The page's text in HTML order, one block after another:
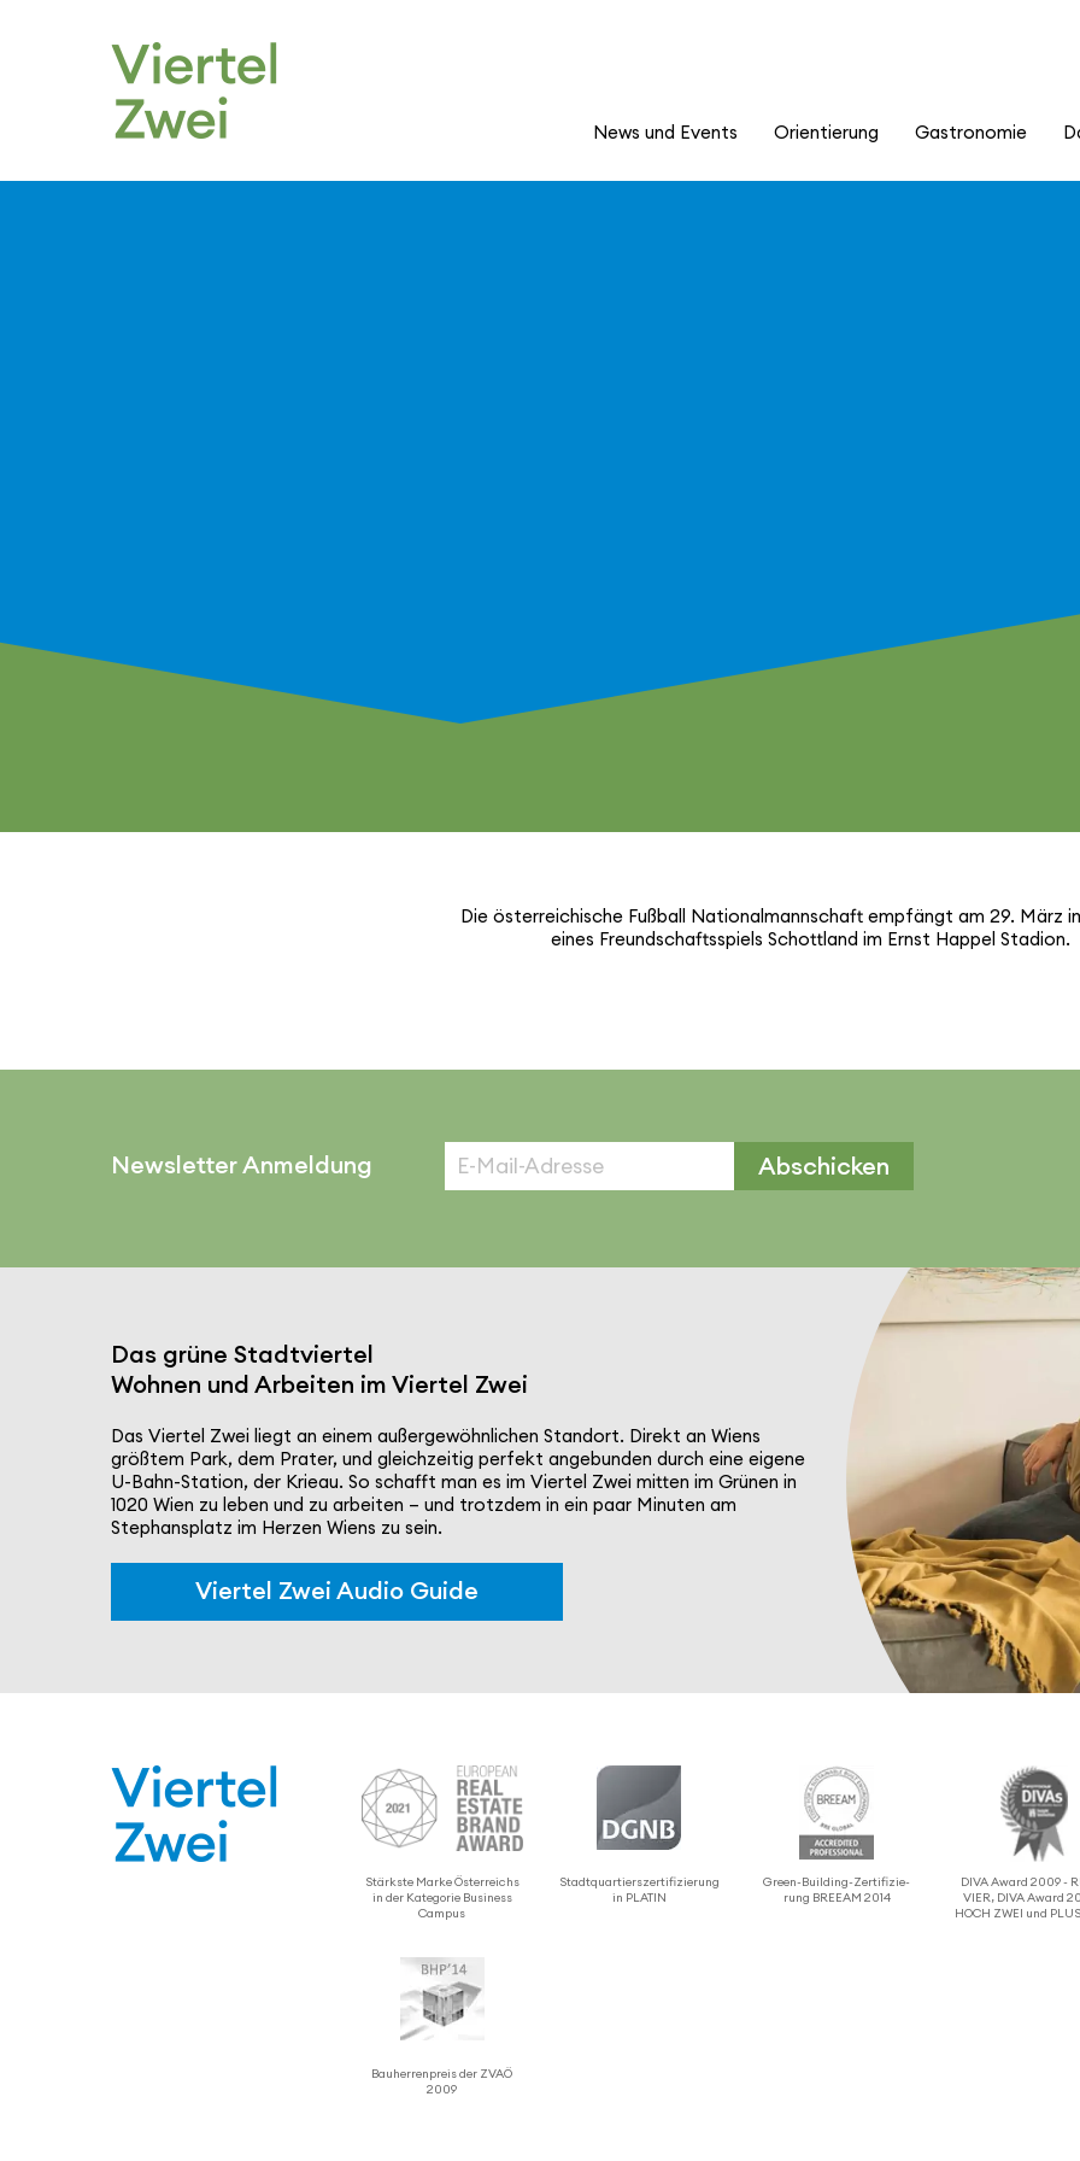
News und Events Orientierung Gastronomie
Die öster­rei­chi­sche Fußball Natio­nal­mann­schaft empfängt am 29. März
eines Freund­schafts­spiels Schott­land im Ernst Happel Stadion.
Newsletter Anmeldung Abschicken
Das grüne Stadt­viertel
Wohnen und Arbeiten im Viertel Zwei
Das Viertel Zwei liegt an einem außer­ge­wöhn­li­chen Standort. Direkt an Wiens
größtem Park, dem Prater, und gleich­zeitig perfekt ange­bunden durch eine eigene
U-Bahn-Station, der Krieau. So schafft man es im Viertel Zwei mitten im Grünen in
1020 Wien zu leben und zu arbeiten – und trotzdem in ein paar Minuten am
Stephans­platz im Herzen Wiens zu sein.
Viertel Zwei Audio Guide
Stärkste Marke Öster­reichs
in der Kategorie Business
Campus
Stadt­quar­tier­s­zer­ti­fi­zie­rung
in PLATIN
Green-Building-Zerti­fi­zie­
rung BREEAM 2014
DIVA Award 2009 -
VIER, DIVA Award
HOCH ZWEI und
Bauher­ren­preis der ZVAÖ
2009